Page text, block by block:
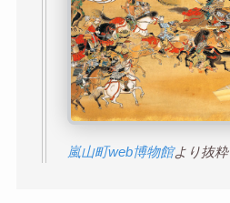
嵐山町web博物館より抜粋